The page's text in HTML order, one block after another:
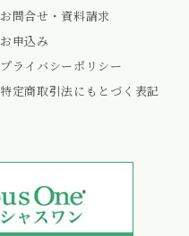
お問合せ・資料請求
お申込み
プライバシーポリシー
特定商取引法にもとづく表記